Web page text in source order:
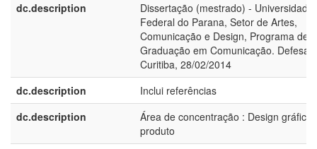
dc.description
Dissertação (mestrado) - Universidade
Federal do Parana, Setor de Artes,
Comunicação e Design, Programa de
Graduação em Comunicação. Defesa:
Curitiba, 28/02/2014
dc.description
Inclui referências
dc.description
Área de concentração : Design gráfico
produto